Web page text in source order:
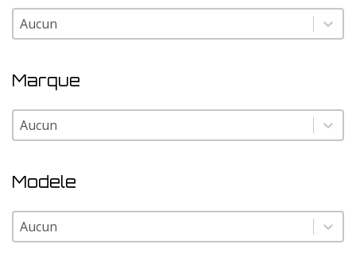
Pays
Pays
Marque
Marque
Marque
Modele
Modele
Modele